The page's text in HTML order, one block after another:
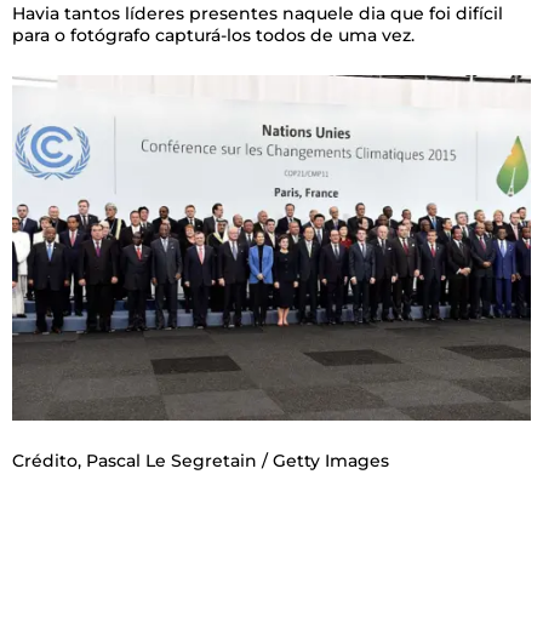
Havia tantos líderes presentes naquele dia que foi difícil
para o fotógrafo capturá-los todos de uma vez.
Crédito, Pascal Le Segretain / Getty Images